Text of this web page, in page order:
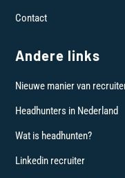
Contact
Andere links
Nieuwe manier van
Headhunters in Nederland
Wat is headhunten?
Linkedin recruiter